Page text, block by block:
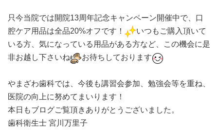
只今当院では開院13周年記念キャンペーン開催中で、口
腔ケア用品は全品20%オフです！
いつもご購入頂いて
いる方、気になっている用品がある方など、この機会に是
非お越し下さいね
お待ちしております
やまざわ歯科では、今後も講習会参加、勉強会等を重ね、
医院の向上に努めてまいります！
本日もブログご覧頂きありがとうございました。
歯科衛生士 宮川万里子